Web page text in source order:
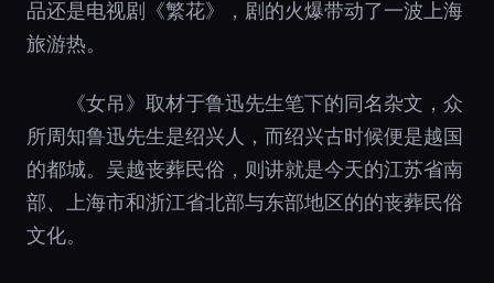
品还是电视剧《繁花》，剧的火爆带动了一波上海
旅游热。
《女吊》取材于鲁迅先生笔下的同名杂文，众
所周知鲁迅先生是绍兴人，而绍兴古时候便是越国
的都城。吴越丧葬民俗，则讲就是今天的江苏省南
部、上海市和浙江省北部与东部地区的的丧葬民俗
文化。